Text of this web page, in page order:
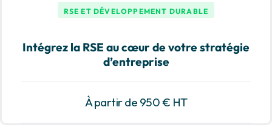
RSE ET DÉVELOPPEMENT DURABLE
Intégrez la RSE au cœur de votre stratégie
d’entreprise
À partir de 950 € HT